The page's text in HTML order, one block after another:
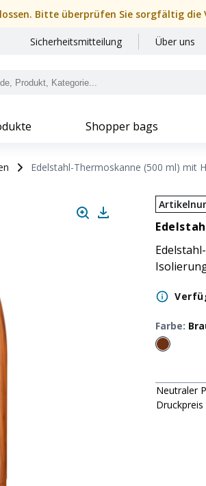
Bitte überprüfen Sie sorgfältig
Sicherheitsmitteilung Über uns
Shopper bags
Edelstahl-Thermoskanne (500 ml) mit
Farbe:
Neutraler
Druckpreis